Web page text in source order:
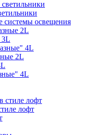
системы освещения
2L
3L
4L
2L
4L
лофт